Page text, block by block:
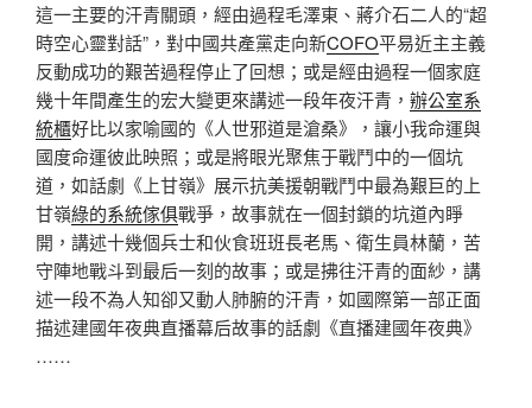
這一主要的汗青關頭，經由過程毛澤東、蔣介石二人的“超
時空心靈對話”，對中國共產黨走向新COFO平易近主主義
反動成功的艱苦過程停止了回想；或是經由過程一個家庭
幾十年間產生的宏大變更來講述一段年夜汗青， 辦公室系
統櫃好比以家喻國的《人世邪道是滄桑》，讓小我命運與
國度命運彼此映照；或是將眼光聚焦于戰鬥中的一個坑
道，如話劇《上甘嶺》展示抗美援朝戰鬥中最為艱巨的上
甘嶺綠的系統傢俱戰爭，故事就在一個封鎖的坑道內睜
開，講述十幾個兵士和伙食班班長老馬、衛生員林蘭，苦
守陣地戰斗到最后一刻的故事；或是拂往汗青的面紗，講
述一段不為人知卻又動人肺腑的汗青，如國際第一部正面
描述建國年夜典直播幕后故事的話劇《直播建國年夜典》
……